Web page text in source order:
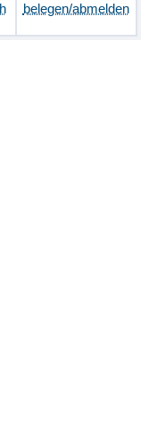
belegen/abmelden